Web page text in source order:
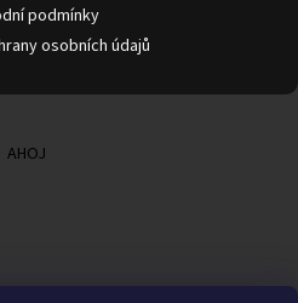
podmínky
osobních údajů
AHOJ